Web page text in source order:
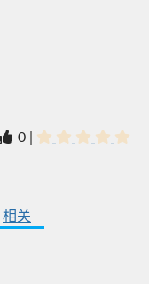
0
相关